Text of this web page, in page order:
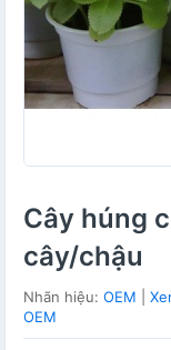
Cây húng
cây/chậu
Nhãn hiệu: OEM
OEM